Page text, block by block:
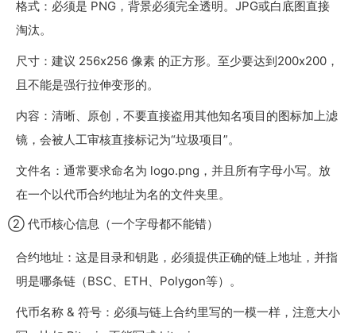
格式：必须是 PNG，背景必须完全透明。JPG或白底图直接
淘汰。
尺寸：建议 256x256 像素 的正方形。至少要达到200x200，
且不能是强行拉伸变形的。
内容：清晰、原创，不要直接盗用其他知名项目的图标加上滤
镜，会被人工审核直接标记为“垃圾项目”。
文件名：通常要求命名为 logo.png ，并且所有字母小写。放
在一个以代币合约地址为名的文件夹里。
② 代币核心信息（一个字母都不能错）
合约地址：这是目录和钥匙，必须提供正确的链上地址，并指
明是哪条链（BSC、ETH、Polygon等）。
代币名称 & 符号：必须与链上合约里写的一模一样，注意大小